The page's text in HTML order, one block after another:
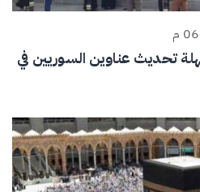
تحديث عناوين السوريين في